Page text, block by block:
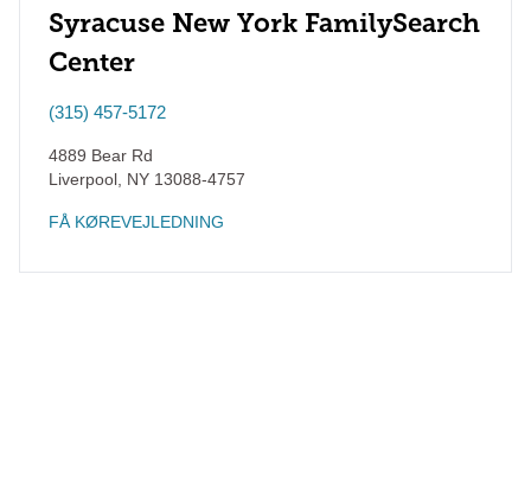
Syracuse New York FamilySearch
Center
(315) 457-5172
4889 Bear Rd
Liverpool NY 13088-4757
FÅ KØREVEJLEDNING